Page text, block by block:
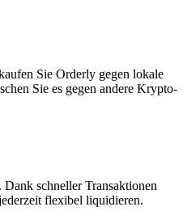
Sie Orderly gegen lokale
Sie es gegen andere Krypto-
schneller Transaktionen
flexibel liquidieren.